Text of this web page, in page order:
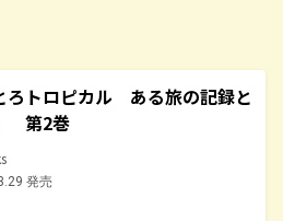
ろトロピカル ある旅の記録と
第2巻
発売